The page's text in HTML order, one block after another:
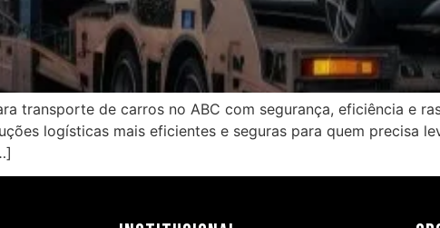
transporte de carros no ABC com segurança, eficiência e
logísticas mais eficientes e seguras para quem precisa